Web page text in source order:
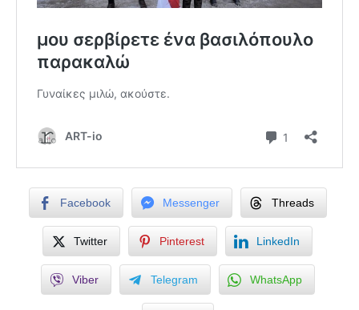
Facebook Messenger Threads
Twitter Pinterest LinkedIn
Viber Telegram WhatsApp